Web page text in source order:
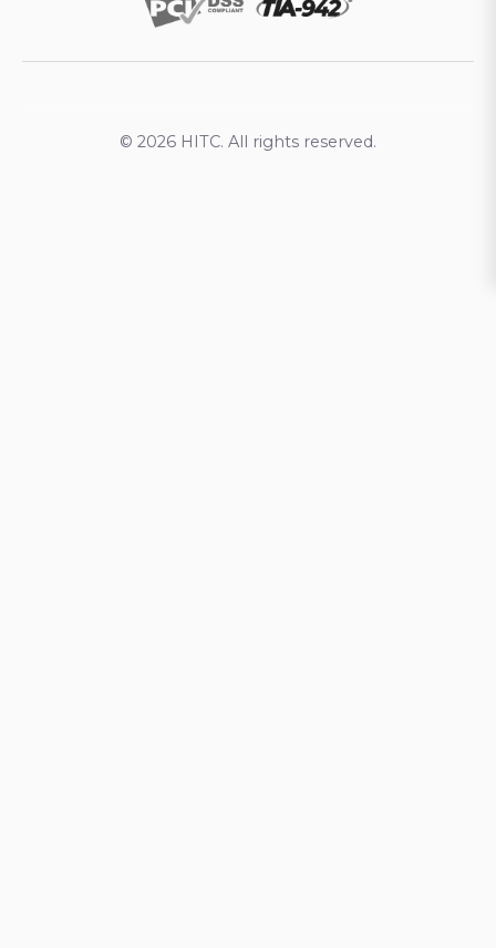
© 2026 HITC. All rights reserved.